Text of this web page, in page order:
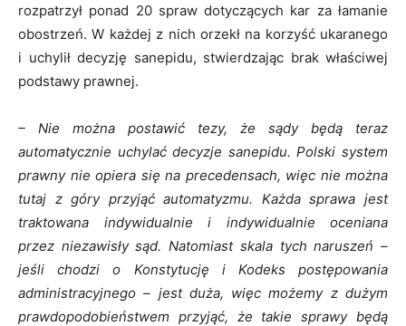
rozpatrzył ponad 20 spraw dotyczących kar za łamanie
obostrzeń. W każdej z nich orzekł na korzyść ukaranego
i uchylił decyzję sanepidu, stwierdzając brak właściwej
podstawy prawnej.
– Nie można postawić tezy, że sądy będą teraz
automatycznie uchylać decyzje sanepidu. Polski system
prawny nie opiera się na precedensach, więc nie można
tutaj z góry przyjąć automatyzmu. Każda sprawa jest
traktowana indywidualnie i indywidualnie oceniana
przez niezawisły sąd. Natomiast skala tych naruszeń –
jeśli chodzi o Konstytucję i Kodeks postępowania
administracyjnego – jest duża, więc możemy z dużym
prawdopodobieństwem przyjąć, że takie sprawy będą